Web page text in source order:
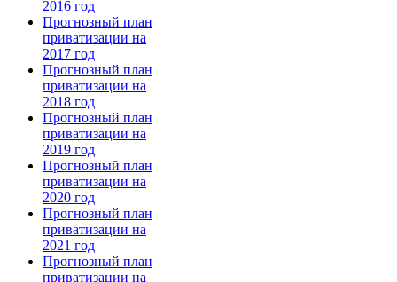
2016 год
Прогнозный план
приватизации на
2017 год
Прогнозный план
приватизации на
2018 год
Прогнозный план
приватизации на
2019 год
Прогнозный план
приватизации на
2020 год
Прогнозный план
приватизации на
2021 год
Прогнозный план
приватизации на